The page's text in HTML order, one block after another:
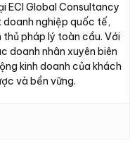
ECI Global Consultancy
doanh nghiệp quốc tế,
pháp lý toàn cầu. Với
doanh nhân xuyên biên
kinh doanh của khách
và bền vững.